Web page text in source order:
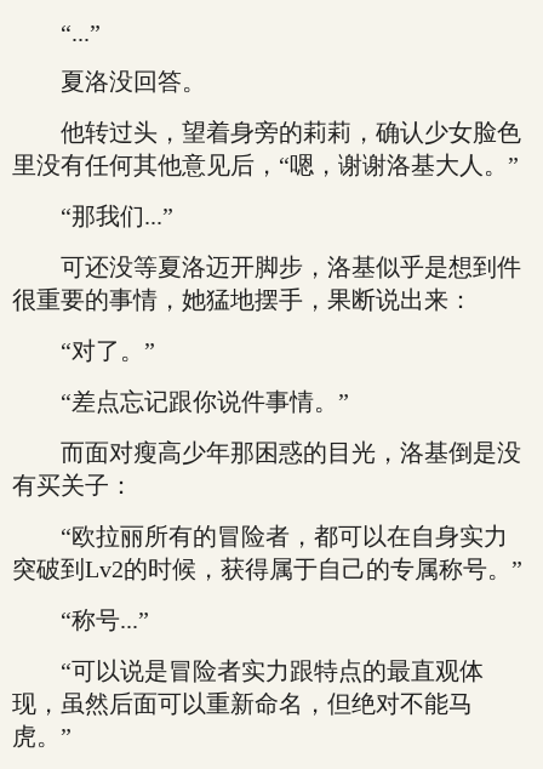
“...”
夏洛没回答。
他转过头，望着身旁的莉莉，确认少女脸色
里没有任何其他意见后，“嗯，谢谢洛基大人。”
“那我们...”
可还没等夏洛迈开脚步，洛基似乎是想到件
很重要的事情，她猛地摆手，果断说出来：
“对了。”
“差点忘记跟你说件事情。”
而面对瘦高少年那困惑的目光，洛基倒是没
有买关子：
“欧拉丽所有的冒险者，都可以在自身实力
突破到Lv2的时候，获得属于自己的专属称号。”
“称号...”
“可以说是冒险者实力跟特点的最直观体
现，虽然后面可以重新命名，但绝对不能马
虎。”